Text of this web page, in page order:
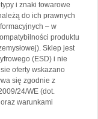
i znaki towarowe
do ich prawnych
– w
produktu
Sklep jest
(ESD) i nie
oferty wskazano
się zgodnie z
24/WE (dot.
warunkami